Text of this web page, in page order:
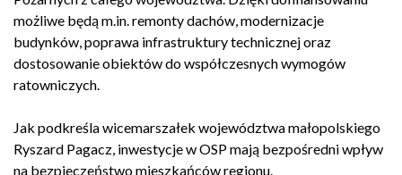
możliwe będą m.in. remonty dachów, modernizacje
budynków, poprawa infrastruktury technicznej oraz
dostosowanie obiektów do współczesnych wymogów
ratowniczych.
Jak podkreśla wicemarszałek województwa małopolskiego
Ryszard Pagacz, inwestycje w OSP mają bezpośredni wpływ
na bezpieczeństwo mieszkańców regionu.